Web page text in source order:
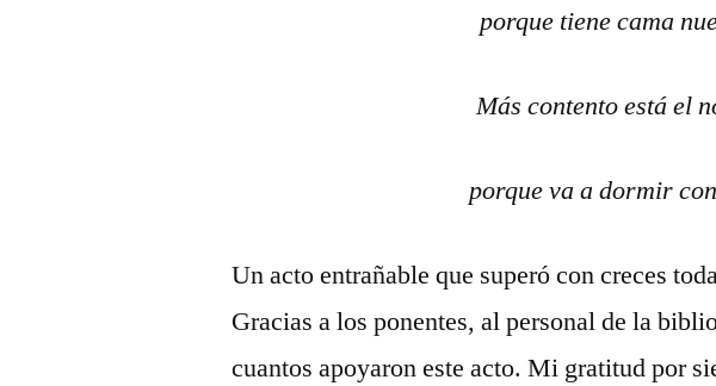
porque tiene cama
Más contento está el
porque va a dormir
Un acto entrañable que superó con creces
Gracias a los ponentes, al personal de la
cuantos apoyaron este acto. Mi gratitud por